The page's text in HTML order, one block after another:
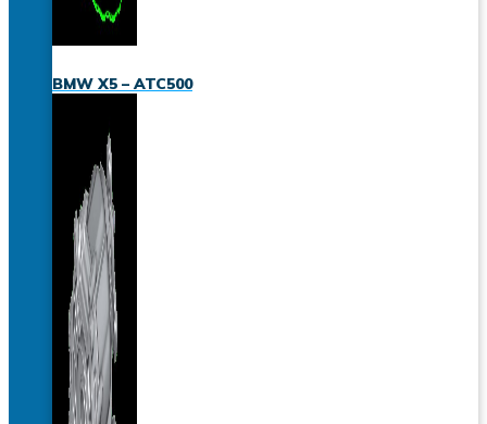
BMW X5 – ATC500